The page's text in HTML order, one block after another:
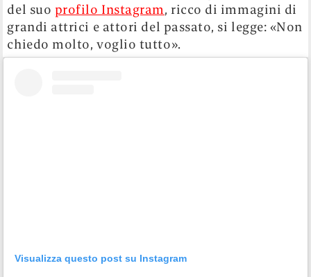
del suo profilo Instagram, ricco di immagini di
grandi attrici e attori del passato, si legge: «Non
chiedo molto, voglio tutto».
Visualizza questo post su Instagram